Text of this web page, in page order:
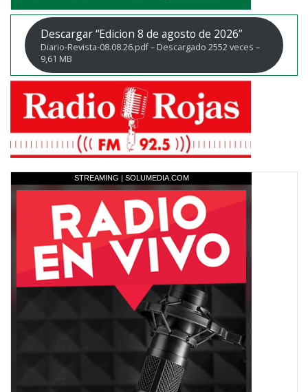
Descargar “Edicion 8 de agosto de 2026”
Diario-Revista-08.08.26.pdf – Descargado 2552 veces –
9,61 MB